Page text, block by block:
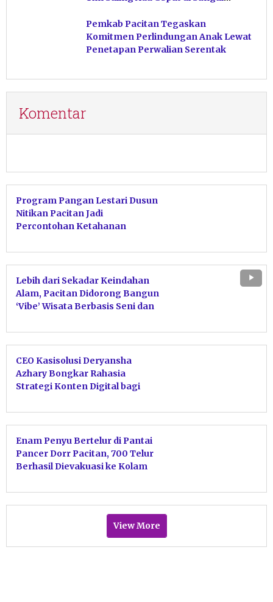
Pemkab Pacitan Tegaskan
Komitmen Perlindungan Anak Lewat
Penetapan Perwalian Serentak
Komentar
Program Pangan Lestari Dusun
Nitikan Pacitan Jadi
Percontohan Ketahanan
Lebih dari Sekadar Keindahan
Alam, Pacitan Didorong Bangun
‘Vibe’ Wisata Berbasis Seni dan
CEO Kasisolusi Deryansha
Azhary Bongkar Rahasia
Strategi Konten Digital bagi
Enam Penyu Bertelur di Pantai
Pancer Dorr Pacitan, 700 Telur
Berhasil Dievakuasi ke Kolam
View More